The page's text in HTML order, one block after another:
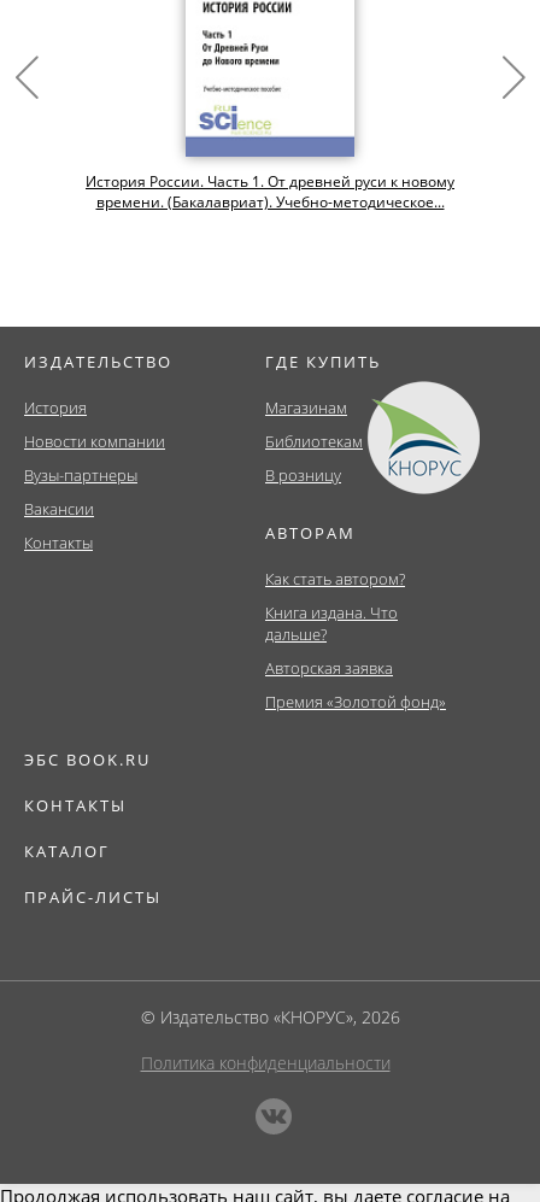
История России. Часть 1. От древней руси к новому
времени. (Бакалавриат). Учебно-методическое...
ИЗДАТЕЛЬСТВО
История
Новости компании
Вузы-партнеры
Вакансии
Контакты
ГДЕ КУПИТЬ
Магазинам
Библиотекам
В розницу
АВТОРАМ
Как стать автором?
Книга издана. Что
дальше?
Авторская заявка
Премия «Золотой фонд»
ЭБС BOOK.RU
КОНТАКТЫ
КАТАЛОГ
ПРАЙС-ЛИСТЫ
© Издательство «КНОРУС», 2026
Политика конфиденциальности
Продолжая использовать наш сайт, вы даете согласие на